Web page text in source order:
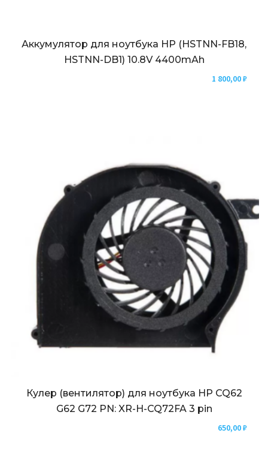
Аккумулятор для ноутбука HP (HSTNN-FB18,
HSTNN-DB1) 10.8V 4400mAh
1 800,00₽
Кулер (вентилятор) для ноутбука HP CQ62
G62 G72 PN: XR-H-CQ72FA 3 pin
650,00₽